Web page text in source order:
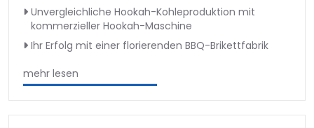
Unvergleichliche Hookah-Kohleproduktion mit
kommerzieller Hookah-Maschine
Ihr Erfolg mit einer florierenden BBQ-Brikettfabrik
mehr lesen